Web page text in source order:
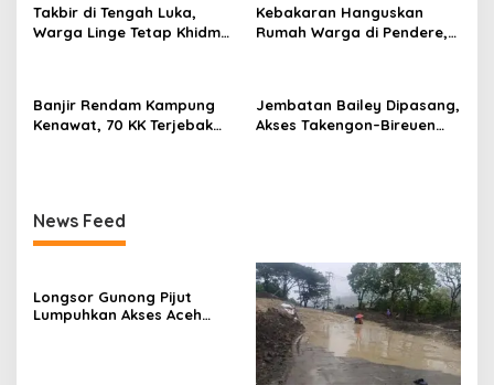
Takbir di Tengah Luka,
Warga Linge Tetap Khidmat
Kebakaran Hanguskan
Rumah Warga di Pendere,
Banjir Rendam Kampung
Kenawat, 70 KK Terjebak
Jembatan Bailey Dipasang,
Akses Takengon–Bireuen
News Feed
Longsor Gunong Pijut
Lumpuhkan Akses Aceh